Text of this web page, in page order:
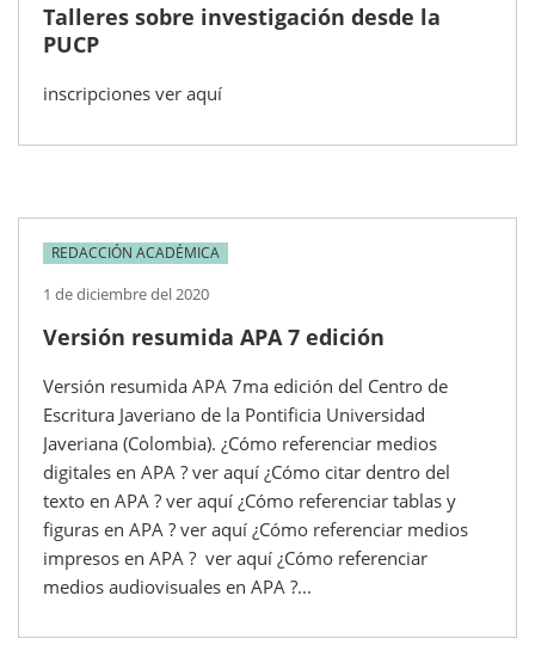
Talleres sobre investigación desde la
PUCP
inscripciones ver aquí
REDACCIÓN ACADÉMICA
1 de diciembre del 2020
Versión resumida APA 7 edición
Versión resumida APA 7ma edición del Centro de
Escritura Javeriano de la Pontificia Universidad
Javeriana (Colombia). ¿Cómo referenciar medios
digitales en APA ? ver aquí ¿Cómo citar dentro del
texto en APA ? ver aquí ¿Cómo referenciar tablas y
figuras en APA ? ver aquí ¿Cómo referenciar medios
impresos en APA ? ver aquí ¿Cómo referenciar
medios audiovisuales en APA ?...